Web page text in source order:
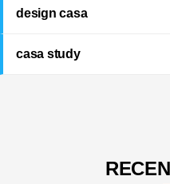
design casa
casa study